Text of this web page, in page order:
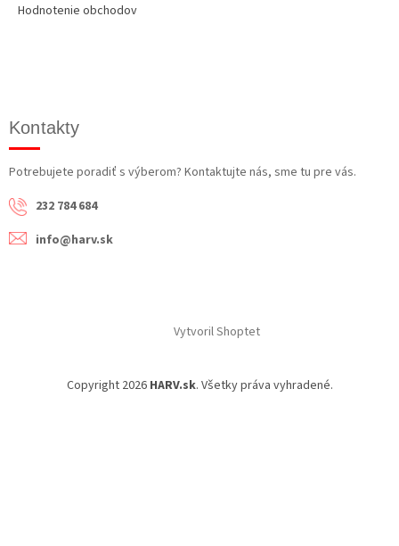
Hodnotenie obchodov
Kontakty
Potrebujete poradiť s výberom? Kontaktujte nás, sme tu pre vás.
232 784 684
info@harv.sk
Vytvoril Shoptet
Copyright 2026 HARV.sk. Všetky práva vyhradené.